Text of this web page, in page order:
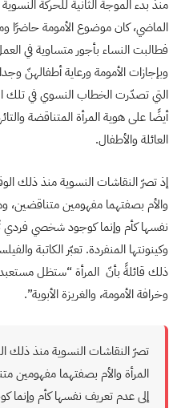
منذ بدء الموجة الثانية للحركة
الماضي، كان موضوع الأمومة حاضرًا
فطالبت النساء بأجور متساوية في
وبإجازات الأمومة ورعاية أطفالهنّ
التي تصدّرت الخطاب النسوي في تلك
أيضًا على هوية المرأة المتناقضة
العائلة والأطفال.
إذ تصرّ النقاشات النسوية منذ ذلك
والأم بصفتهما مفهومين متناقضين،
نفسها كأم وإنما كوجود شخصي فردي
وكينونتها المنفردة. تعبّر الكاتبة
ذلك قائلةً بأنّ المرأة “ستظل
وخرافة الأمومة، والغريزة الأبوية”.
تصرّ النقاشات النسوية منذ ذلك
المرأة والأم بصفتهما مفهومين
إلى عدم تعريف نفسها كأم